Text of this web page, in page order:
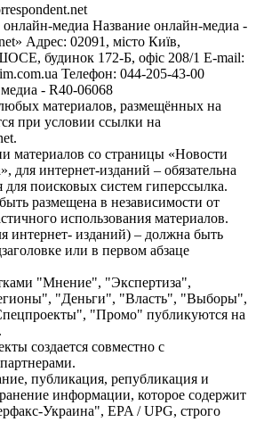
онлайн-медиа Название онлайн-медиа -
Адрес: 02091, місто Київ,
будинок 172-Б, офіс 208/1 E-mail:
Телефон: 044-205-43-00
- R40-06068
материалов, размещённых на
при условии ссылки на
материалов со страницы «Новости
для интернет-изданий – обязательна
для поисковых систем гиперссылка.
размещена в независимости от
использования материалов.
интернет- изданий) – должна быть
или в первом абзаце
"Мнение", "Экспертиза",
"Деньги", "Власть", "Выборы",
"Промо" публикуются на
создается совместно с
публикация, републикация и
информации, которое содержит
Украина", EPA / UPG, строго